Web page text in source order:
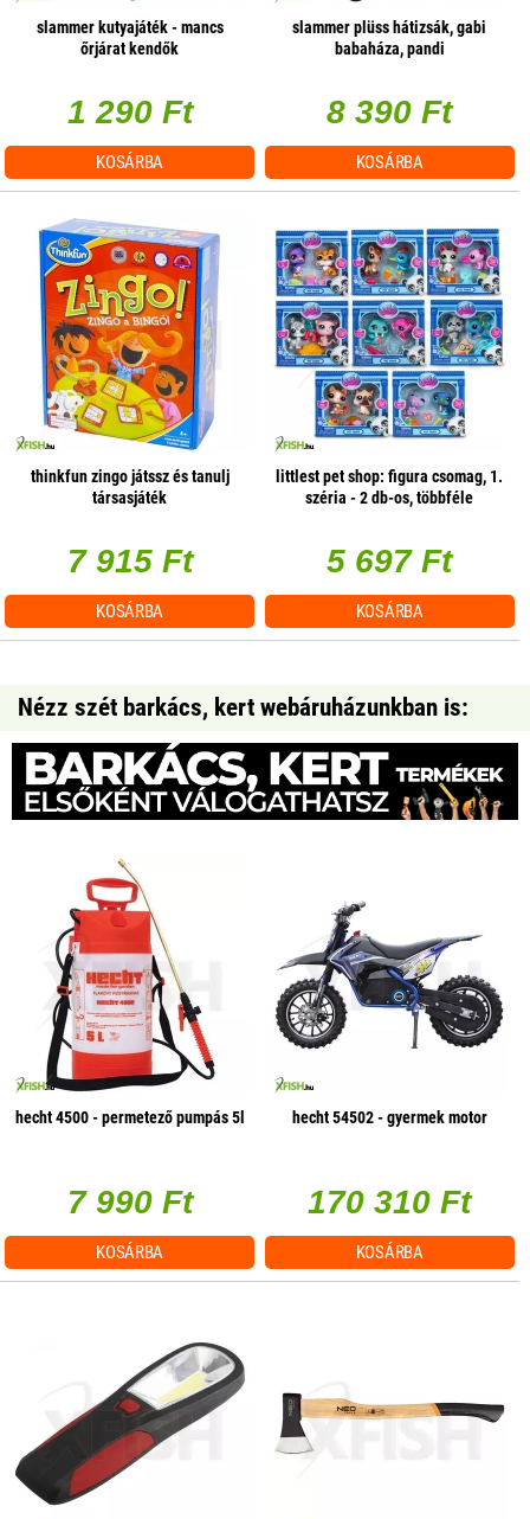
slammer kutyajáték - mancs
őrjárat kendők
1 290 Ft
KOSÁRBA
slammer plüss hátizsák, gabi
babaháza, pandi
8 390 Ft
KOSÁRBA
thinkfun zingo játssz és tanulj
társasjáték
7 915 Ft
KOSÁRBA
littlest pet shop: figura csomag, 1.
széria - 2 db-os, többféle
5 697 Ft
KOSÁRBA
Nézz szét barkács, kert webáruházunkban is:
hecht 4500 - permetező pumpás 5l
7 990 Ft
KOSÁRBA
hecht 54502 - gyermek motor
170 310 Ft
KOSÁRBA